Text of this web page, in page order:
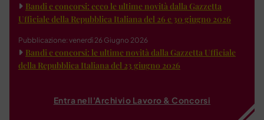
Bandi e concorsi: ecco le ultime novità dalla Gazzetta
Ufficiale della Repubblica Italiana del 26 e 30 giugno 2026
Pubblicazione: venerdì 26 Giugno 2026
Bandi e concorsi: le ultime novità dalla Gazzetta Ufficiale
della Repubblica Italiana del 23 giugno 2026
Entra nell'Archivio Lavoro & Concorsi